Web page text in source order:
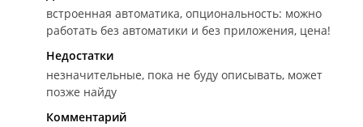
встроенная автоматика, опциональность: можно
работать без автоматики и без приложения, цена!
Недостатки
незначительные, пока не буду описывать, может
позже найду
Комментарий